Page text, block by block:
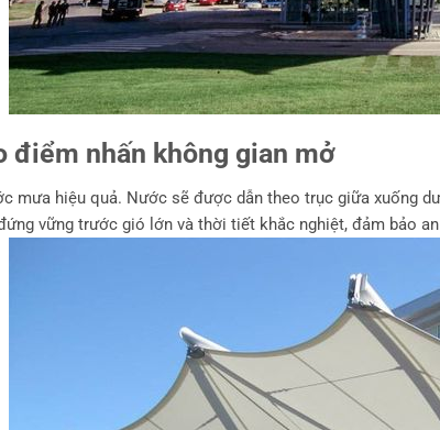
điểm nhấn không gian mở
mưa hiệu quả. Nước sẽ được dẫn theo trục giữa xuống
vững trước gió lớn và thời tiết khắc nghiệt, đảm bảo